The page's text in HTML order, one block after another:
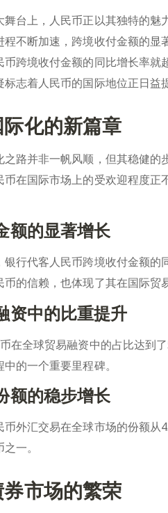
舞台上，人民币正以其独特的
程不断加速，跨境收付金额的
币跨境收付金额的同比增长率
志着人民币的国际地位正日益
化的新篇章
之路并非一帆风顺，但其稳健
币在国际市场上的受欢迎程度
额的显著增长
行代客人民币跨境收付金额的
的信赖，也体现了其在国际贸
资中的比重提升
在全球贸易融资中的占比达到
的一个重要里程碑。
额的稳步增长
外汇交易在全球市场的份额从
一。
市场的繁荣